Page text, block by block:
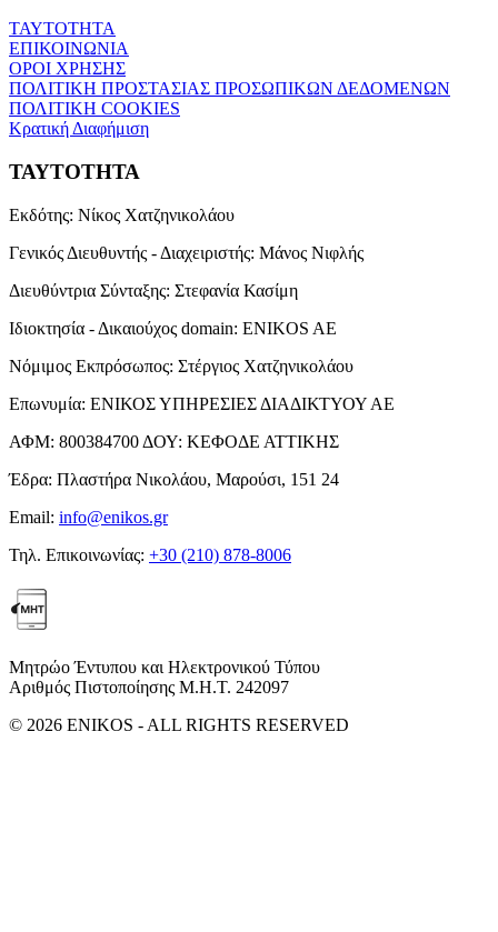
ΤΑΥΤΟΤΗΤΑ
ΕΠΙΚΟΙΝΩΝΙΑ
ΟΡΟΙ ΧΡΗΣΗΣ
ΠΟΛΙΤΙΚΗ ΠΡΟΣΤΑΣΙΑΣ ΠΡΟΣΩΠΙΚΩΝ ΔΕΔΟΜΕΝΩΝ
ΠΟΛΙΤΙΚΗ COOKIES
Κρατική Διαφήμιση
ΤΑΥΤΟΤΗΤΑ
Εκδότης: Νίκος Χατζηνικολάου
Γενικός Διευθυντής - Διαχειριστής: Μάνος Νιφλής
Διευθύντρια Σύνταξης: Στεφανία Κασίμη
Ιδιοκτησία - Δικαιούχος domain: ENIKOS AE
Νόμιμος Εκπρόσωπος: Στέργιος Χατζηνικολάου
Επωνυμία: ΕΝΙΚΟΣ ΥΠΗΡΕΣΙΕΣ ΔΙΑΔΙΚΤΥΟΥ ΑΕ
ΑΦΜ: 800384700 ΔΟΥ: ΚΕΦΟΔΕ ΑΤΤΙΚΗΣ
Έδρα: Πλαστήρα Νικολάου, Μαρούσι, 151 24
Email: info@enikos.gr
Τηλ. Επικοινωνίας: +30 (210) 878-8006
Μητρώο Έντυπου και Ηλεκτρονικού Τύπου
Αριθμός Πιστοποίησης Μ.Η.Τ. 242097
© 2026 ENIKOS - ALL RIGHTS RESERVED